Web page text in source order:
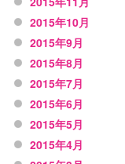
2015年10月
2015年9月
2015年8月
2015年7月
2015年6月
2015年5月
2015年4月